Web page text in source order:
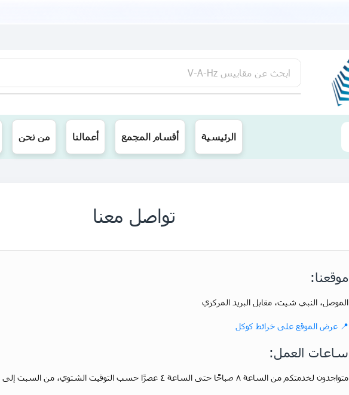
ابحث عن مقاييس V-A-Hz
يتوفر لدينا توصيل الى جميع محافظات العراق
الرئيسية أقسام المجمع أعمالنا من نحن
تواصل معنا
موقعنا:
الموصل، النبي شيت، مقابل البريد المركزي
📍 عرض الموقع على خرائط كوكل
ساعات العمل:
متواجدون لخدمتكم من الساعة ٨ صباحًا حتى الساعة ٤ عصرًا حسب التوقيت الشتوي، من السبت إلى الخميس.